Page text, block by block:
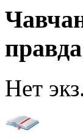
Нет